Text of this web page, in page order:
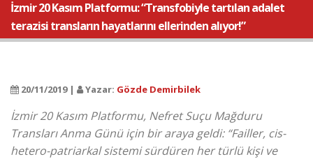
İzmir 20 Kasım Platformu: “Transfobiyle tartılan adalet
terazisi transların hayatlarını ellerinden alıyor!”
20/11/2019 | Yazar: Gözde Demirbilek
İzmir 20 Kasım Platformu, Nefret Suçu Mağduru
Transları Anma Günü için bir araya geldi: “Failler, cis-
hetero-patriarkal sistemi sürdüren her türlü kişi ve